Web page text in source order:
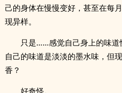
己的身体在慢慢变好，甚至在每
现异样。
只是……感觉自己身上的味
自己的味道是淡淡的墨水味，但
香？